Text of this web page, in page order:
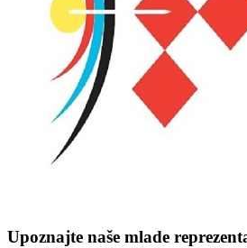
Upoznajte naše mlade